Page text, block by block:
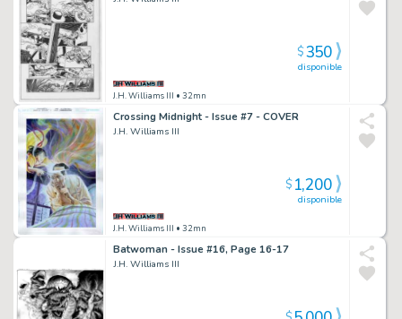
J.H. Williams III • 32mn
disponible
$350
Crossing Midnight - Issue #7 - COVER
J.H. Williams III
J.H. Williams III • 32mn
disponible
$1,200
Batwoman - Issue #16, Page 16-17
J.H. Williams III